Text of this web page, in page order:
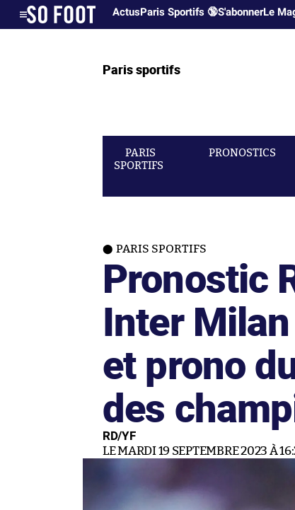
ActusParis Sportifs 🔞S'abonnerLe
Paris sportifs
PARIS
SPORTIFS
PRONOSTICS
PARIS SPORTIFS
Pronostic
Inter
et prono
des
RD/YF
LE MARDI 19 SEPTEMBRE 2023 À